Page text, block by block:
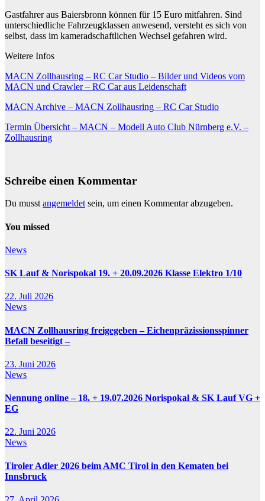
Gastfahrer aus Baiersbronn können für 15 Euro mitfahren. Sind
unterschiedliche Fahrzeugklassen anwesend, versteht es sich von
selbst, dass im kameradschaftlichen Wechsel gefahren wird.
Weitere Infos
MACN Zollhausring – RC Car Studio – Bilder und Videos vom
MACN und Crawler – RC Car aus Leidenschaft
MACN Archive – MACN Zollhausring – RC Car Studio
Termin Übersicht – MACN – Modell Auto Club Nürnberg e.V. –
Zollhausring
Schreibe einen Kommentar
Du musst angemeldet sein, um einen Kommentar abzugeben.
You missed
News
SK Lauf & Norispokal 19. + 20.09.2026 Klasse Elektro 1/10
22. Juli 2026
News
MACN Zollhausring freigegeben – Eichenpräzissionsspinner
Befall beseitigt –
23. Juni 2026
News
Nennung online – 18. + 19.07.2026 Norispokal & SK Lauf VG +
EG
22. Juni 2026
News
Tiroler Adler 2026 beim AMC Tirol in den Kematen bei
Innsbruck